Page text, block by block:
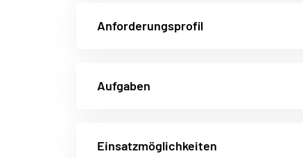
Anforderungsprofil
Aufgaben
Einsatzmöglichkeiten